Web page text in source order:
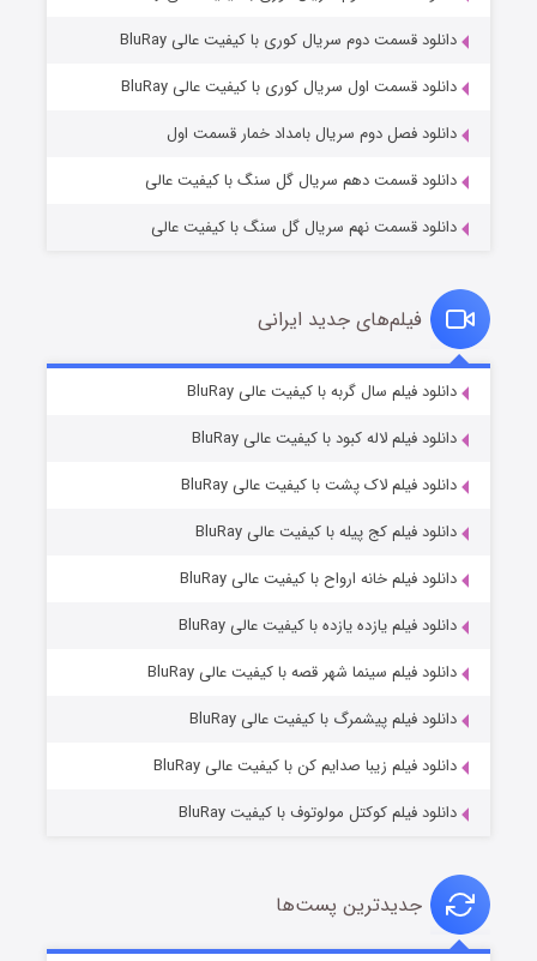
مردگان متحرک: شهر مرده ۳
قسمت۲ (زیرنویس) منتشر شد
قسمت۷ (زیرنویس) منتشر شد
دانلود قسمت دوم سریال کوری با کیفیت عالی BluRay
دانلود قسمت اول سریال کوری با کیفیت عالی BluRay
دانلود فصل دوم سریال بامداد خمار قسمت اول
دانلود قسمت دهم سریال گل سنگ با کیفیت عالی
دانلود قسمت نهم سریال گل سنگ با کیفیت عالی
فیلم‌های جدید ایرانی
دانلود فیلم سال گربه با کیفیت عالی BluRay
دانلود فیلم لاله کبود با کیفیت عالی BluRay
دانلود فیلم لاک پشت با کیفیت عالی BluRay
دانلود فیلم کج‌ پیله با کیفیت عالی BluRay
دانلود فیلم خانه ارواح با کیفیت عالی BluRay
دانلود فیلم یازده یازده با کیفیت عالی BluRay
دانلود فیلم سینما شهر قصه با کیفیت عالی BluRay
دانلود فیلم پیشمرگ با کیفیت عالی BluRay
دانلود فیلم زیبا صدایم کن با کیفیت عالی BluRay
دانلود فیلم کوکتل مولوتوف با کیفیت BluRay
جدیدترین پست‌ها